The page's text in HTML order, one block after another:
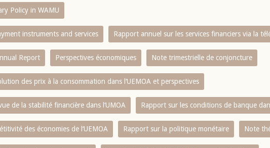
Policy in WAMU
instruments and services Rapport annuel sur les services financiers via la
Report Perspectives économiques Note trimestrielle de conjoncture
des prix à la consommation dans l‘UEMOA et perspectives
de la stabilité financière dans l‘UMOA Rapport sur les conditions de banque
des économies de l‘UEMOA Rapport sur la politique monétaire Note